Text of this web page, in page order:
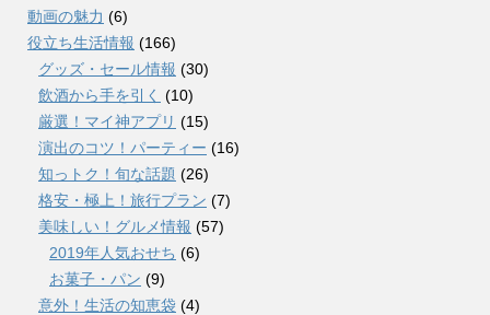
動画の魅力 (6)
役立ち生活情報 (166)
グッズ・セール情報 (30)
飲酒から手を引く (10)
厳選！マイ神アプリ (15)
演出のコツ！パーティー (16)
知っトク！旬な話題 (26)
格安・極上！旅行プラン (7)
美味しい！グルメ情報 (57)
2019年人気おせち (6)
お菓子・パン (9)
意外！生活の知恵袋 (4)